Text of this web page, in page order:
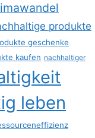
produkte
geschenke
kaufen nachhaltiger
leben